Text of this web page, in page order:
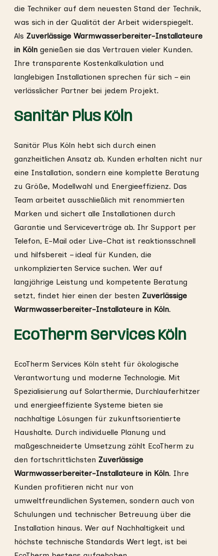
die Techniker auf dem neuesten Stand der Technik,
was sich in der Qualität der Arbeit widerspiegelt.
Als Zuverlässige Warmwasserbereiter-Installateure
in Köln genießen sie das Vertrauen vieler Kunden.
Ihre transparente Kostenkalkulation und
langlebigen Installationen sprechen für sich – ein
verlässlicher Partner bei jedem Projekt.
Sanitär Plus Köln
Sanitär Plus Köln hebt sich durch einen
ganzheitlichen Ansatz ab. Kunden erhalten nicht nur
eine Installation, sondern eine komplette Beratung
zu Größe, Modellwahl und Energieeffizienz. Das
Team arbeitet ausschließlich mit renommierten
Marken und sichert alle Installationen durch
Garantie und Serviceverträge ab. Ihr Support per
Telefon, E-Mail oder Live-Chat ist reaktionsschnell
und hilfsbereit – ideal für Kunden, die
unkomplizierten Service suchen. Wer auf
langjährige Leistung und kompetente Beratung
setzt, findet hier einen der besten Zuverlässige
Warmwasserbereiter-Installateure in Köln.
EcoTherm Services Köln
EcoTherm Services Köln steht für ökologische
Verantwortung und moderne Technologie. Mit
Spezialisierung auf Solarthermie, Durchlauferhitzer
und energieeffiziente Systeme bieten sie
nachhaltige Lösungen für zukunftsorientierte
Haushalte. Durch individuelle Planung und
maßgeschneiderte Umsetzung zählt EcoTherm zu
den fortschrittlichsten Zuverlässige
Warmwasserbereiter-Installateure in Köln. Ihre
Kunden profitieren nicht nur von
umweltfreundlichen Systemen, sondern auch von
Schulungen und technischer Betreuung über die
Installation hinaus. Wer auf Nachhaltigkeit und
höchste technische Standards Wert legt, ist bei